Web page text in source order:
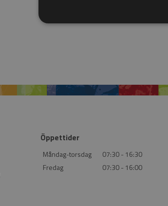
Öppettider
Måndag-torsdag
07:30 - 16:30
Fredag
07:30 - 16:00